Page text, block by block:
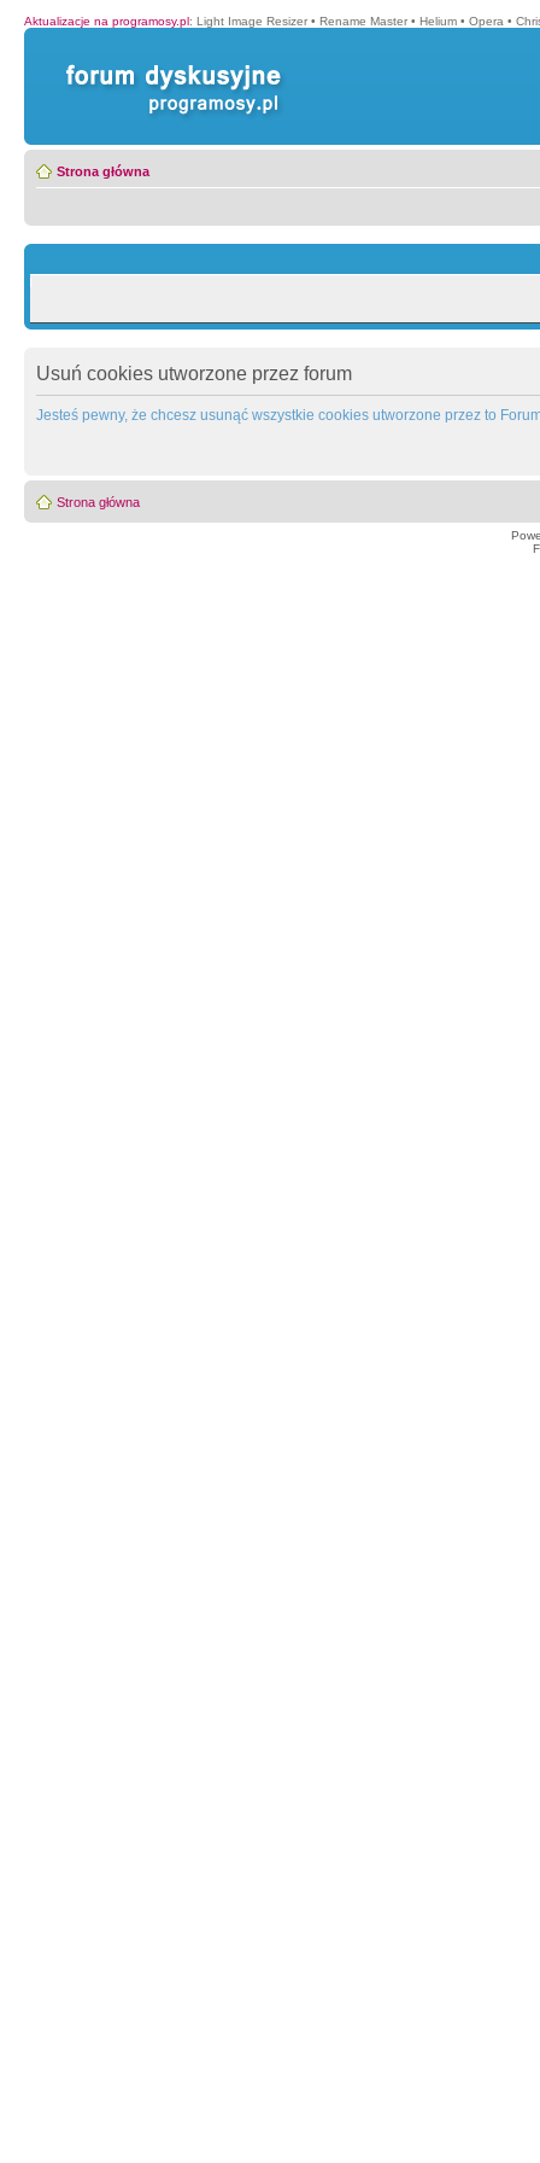
Aktualizacje na programosy.pl: Light Image Resizer • Rename Master • Helium • Opera •
Strona główna
Usuń cookies utworzone przez forum
Jesteś pewny, że chcesz usunąć wszystkie cookies utworzone przez to
Strona główna